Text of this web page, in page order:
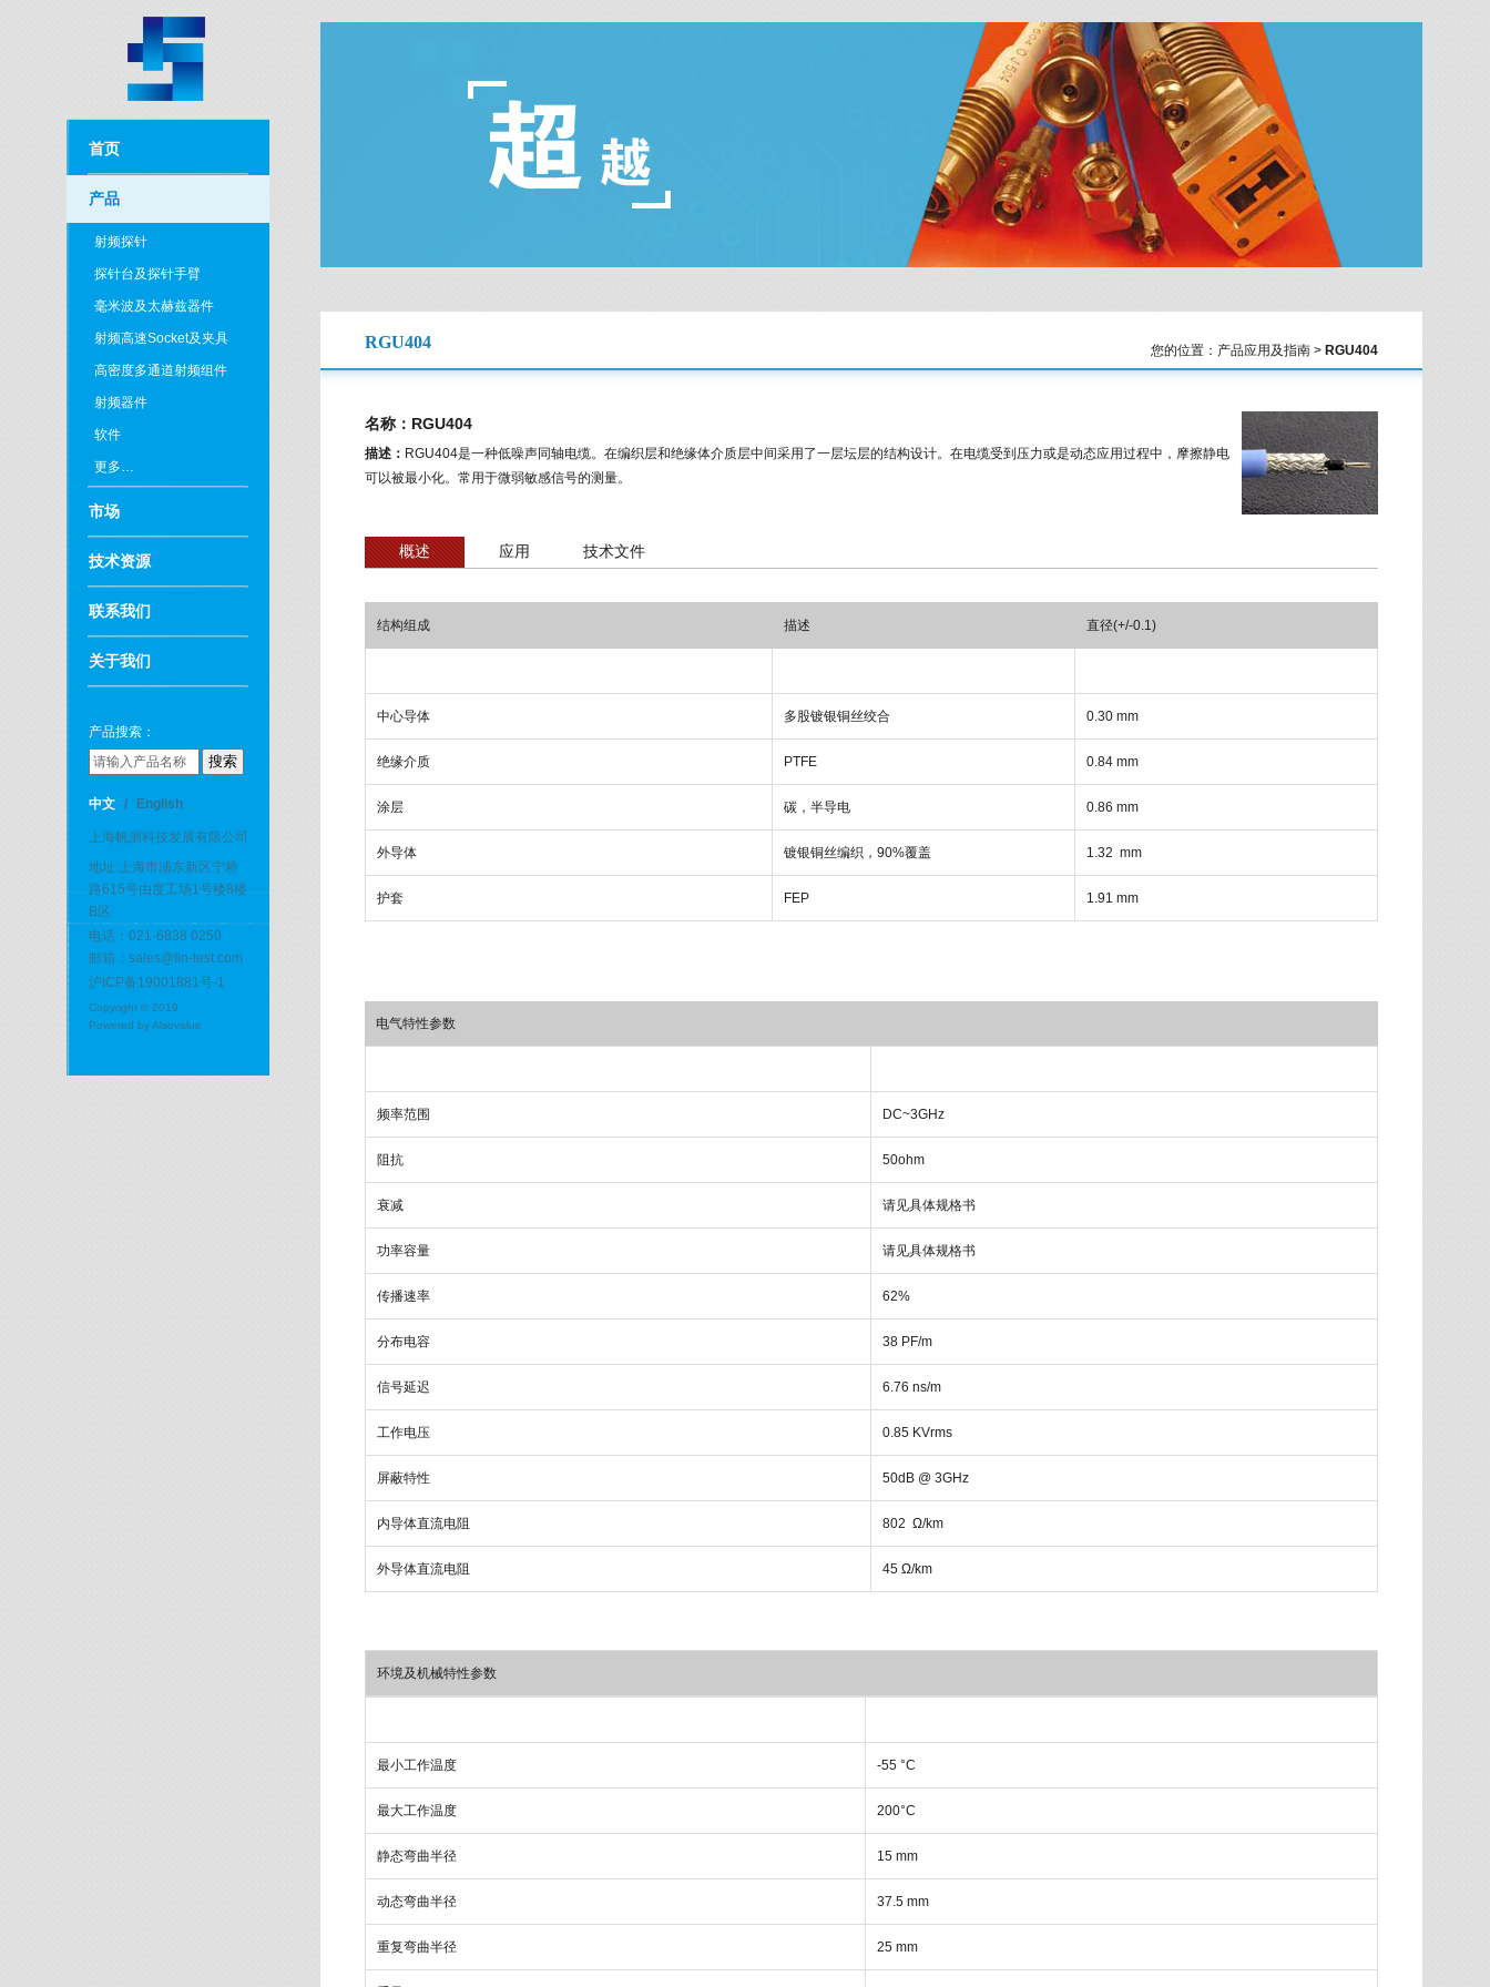
首页
产品
射频探针
探针台及探针手臂
毫米波及太赫兹器件
射频高速Socket及夹具
高密度多通道射频组件
射频器件
软件
更多…
市场
技术资源
联系我们
关于我们
产品搜索：
中文 / English
上海帆测科技发展有限公司
地址:上海市浦东新区宁桥
路615号由度工场1号楼8楼
B区
电话：021-6838 0250
邮箱：sales@fin-test.com
沪ICP备19001881号-1
Copyright © 2019
Powered byAlsovalue
RGU404 您的位置：产品应用及指南 > RGU404
名称：RGU404
描述： RGU404是一种低噪声同轴电缆。在编织层和绝缘体介质层中间采用了一层坛层的结构设计。在电缆受到压力或是动态应用过程中，摩擦静电
可以被最小化。常用于微弱敏感信号的测量。
概述 应用 技术文件
结构组成 描述 直径(+/-0.1)
中心导体 多股镀银铜丝绞合 0.30 mm
绝缘介质 PTFE 0.84 mm
涂层 碳，半导电 0.86 mm
外导体 镀银铜丝编织，90%覆盖 1.32 mm
护套 FEP 1.91 mm
电气特性参数
频率范围 DC~3GHz
阻抗 50ohm
衰减 请见具体规格书
功率容量 请见具体规格书
传播速率 62%
分布电容 38 PF/m
信号延迟 6.76 ns/m
工作电压 0.85 KVrms
屏蔽特性 50dB @ 3GHz
内导体直流电阻 802 Ω/km
外导体直流电阻 45 Ω/km
环境及机械特性参数
最小工作温度 -55 °C
最大工作温度 200°C
静态弯曲半径 15 mm
动态弯曲半径 37.5 mm
重复弯曲半径 25 mm